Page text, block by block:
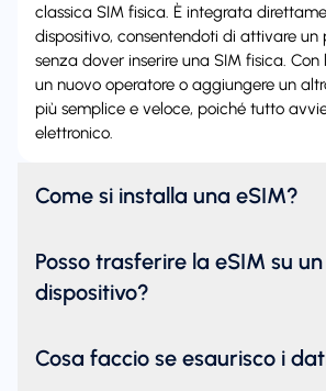
classica SIM fisica. È integrata
dispositivo, consentendoti di attivare un
senza dover inserire una SIM fisica. Con
un nuovo operatore o aggiungere un
più semplice e veloce, poiché tutto
elettronico.
Come si installa una eSIM?
Posso trasferire la eSIM su
dispositivo?
Cosa faccio se esaurisco i